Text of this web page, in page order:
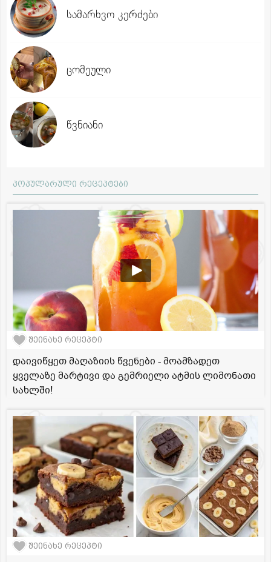
სამარხვო კერძები
ცომეული
წვნიანი
პოპულარული რეცეპტები
შეინახე რეცეპტი
დაივიწყეთ მაღაზიის წვენები - მოამზადეთ
ყველაზე მარტივი და გემრიელი ატმის ლიმონათი
სახლში!
შეინახე რეცეპტი